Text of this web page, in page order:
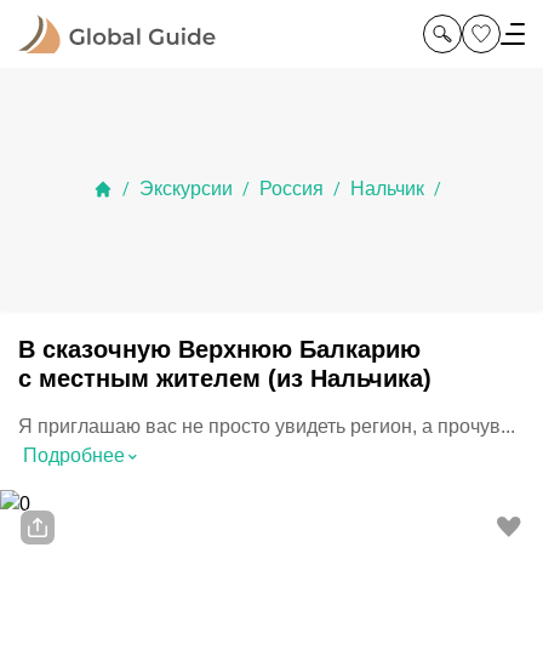
/ Экскурсии / Россия / Нальчик /
В сказочную Верхнюю Балкарию
с местным жителем (из Нальчика)
Я приглашаю вас не просто увидеть регион, а прочув...
Подробнее⌃